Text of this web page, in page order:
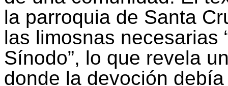
la parroquia de Santa
las limosnas necesarias
Sínodo”, lo que revela
donde la devoción